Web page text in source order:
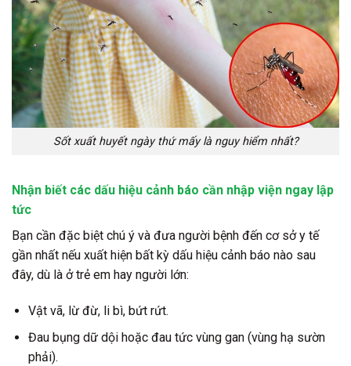
Sốt xuất huyết ngày thứ mấy là nguy hiểm nhất?
Nhận biết các dấu hiệu cảnh báo cần nhập viện ngay lập
tức
Bạn cần đặc biệt chú ý và đưa người bệnh đến cơ sở y tế
gần nhất nếu xuất hiện bất kỳ dấu hiệu cảnh báo nào sau
đây, dù là ở trẻ em hay người lớn:
Vật vã, lừ đừ, li bì, bứt rứt.
Đau bụng dữ dội hoặc đau tức vùng gan (vùng hạ sườn
phải).